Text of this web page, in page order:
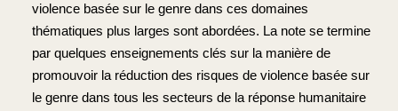
violence basée sur le genre dans ces domaines
thématiques plus larges sont abordées. La note se termine
par quelques enseignements clés sur la manière de
promouvoir la réduction des risques de violence basée sur
le genre dans tous les secteurs de la réponse humanitaire